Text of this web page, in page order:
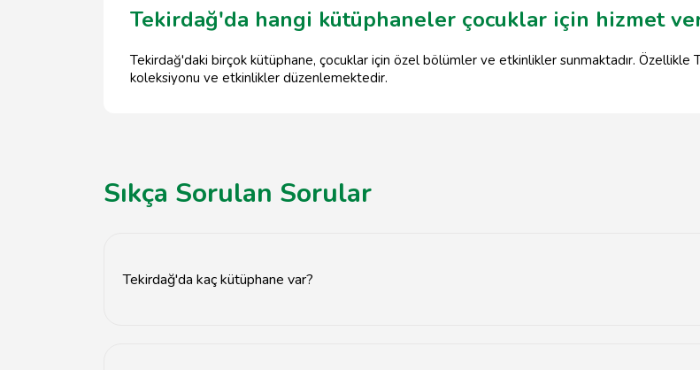
Tekirdağ'da hangi kütüphaneler çocuklar için hizmet
Tekirdağ'daki birçok kütüphane, çocuklar için özel bölümler ve etkinlikler sunmaktadır.
koleksiyonu ve etkinlikler düzenlemektedir.
Sıkça Sorulan Sorular
Tekirdağ'da kaç kütüphane var?